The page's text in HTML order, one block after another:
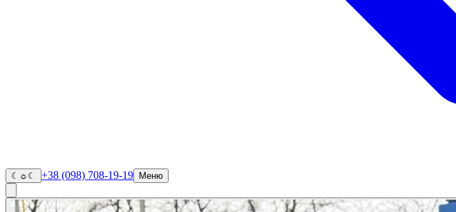
☾ ☼ ☾ +38 (098) 708-19-19 Меню